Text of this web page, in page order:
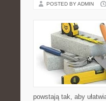
POSTED BY ADMIN
powstają tak, aby